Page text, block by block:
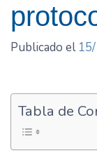
Publicado el
Tabla de